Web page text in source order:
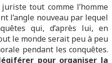
tout comme l’homme
l’angle nouveau par lequel
qui, d’après lui, en
le monde serait peu à peu
pendant les conquêtes.
pour organiser la